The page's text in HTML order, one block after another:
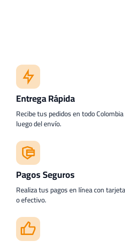
Entrega Rápida
Recibe tus pedidos en todo
luego del envío.
Pagos Seguros
Realiza tus pagos en línea con
o efectivo.